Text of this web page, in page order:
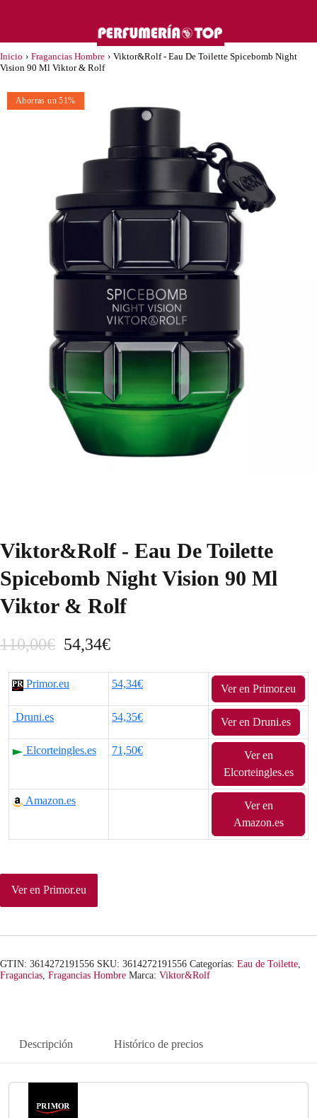
Inicio › Fragancias Hombre › Viktor&Rolf - Eau De Toilette Spicebomb Night
Vision 90 Ml Viktor & Rolf
Ahorras un 51%
Viktor&Rolf - Eau De Toilette
Spicebomb Night Vision 90 Ml
Viktor & Rolf
110,00€ E
l
e
i
r
i
g
i
l
r
54,34€E
l
r
e
u
a
s
Primor.eu 54,34€ Ver en Primor.eu
Druni.es 54,35€ Ver en Druni.es
Elcorteingles.es 71,50€
Ver en
Elcorteingles.es
Amazon.es
Ver en
Amazon.es
Ver en Primor.eu
GTIN: 3614272191556 SKU: 3614272191556 Categorías: Eau de Toilette
Fragancias Fragancias Hombre Marca: Viktor&Rolf
Descripción Histórico de precios